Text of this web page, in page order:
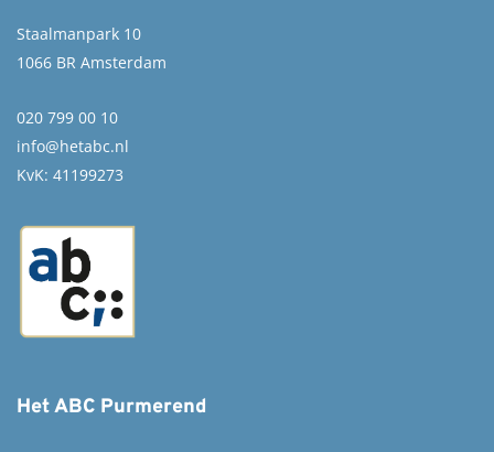
Staalmanpark 10
1066 BR Amsterdam
020 799 00 10
info@hetabc.nl
KvK: 41199273
Het ABC Purmerend